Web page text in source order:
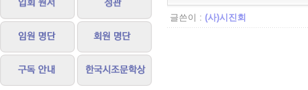
글쓴이 : (사)시진회